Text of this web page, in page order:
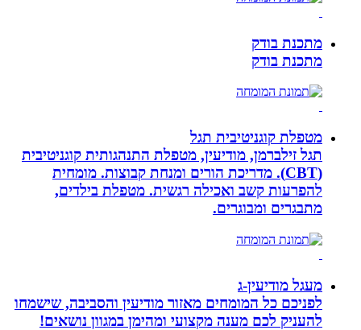
מתכנת בודק
מתכנת בודק
מטפלת קוגניטיבית תגל
תגל זילברמן, מודיעין, מטפלת התנהגותית קוגניטיבית
(CBT). מדריכת הורים ומנחת קבוצות. מומחית
להפרעות קשב ואכילה רגשית. מטפלת בילדים,
מתבגרים ומבוגרים.
מעגל מודיעין-ג
לפניכם כל המומחים מאזור מודיעין והסביבה, שישמחו
להעניק לכם מענה מקצועי ומהימן במגוון נושאים!